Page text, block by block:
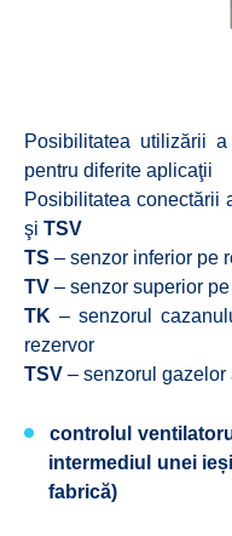
Posibilitatea utilizării
pentru diferite aplicaţii
Posibilitatea conectării
şi TSV
TS – senzor inferior pe
TV – senzor superior
TK – senzorul
rezervor
TSV – senzorul
controlul
intermediul unei
fabrică)